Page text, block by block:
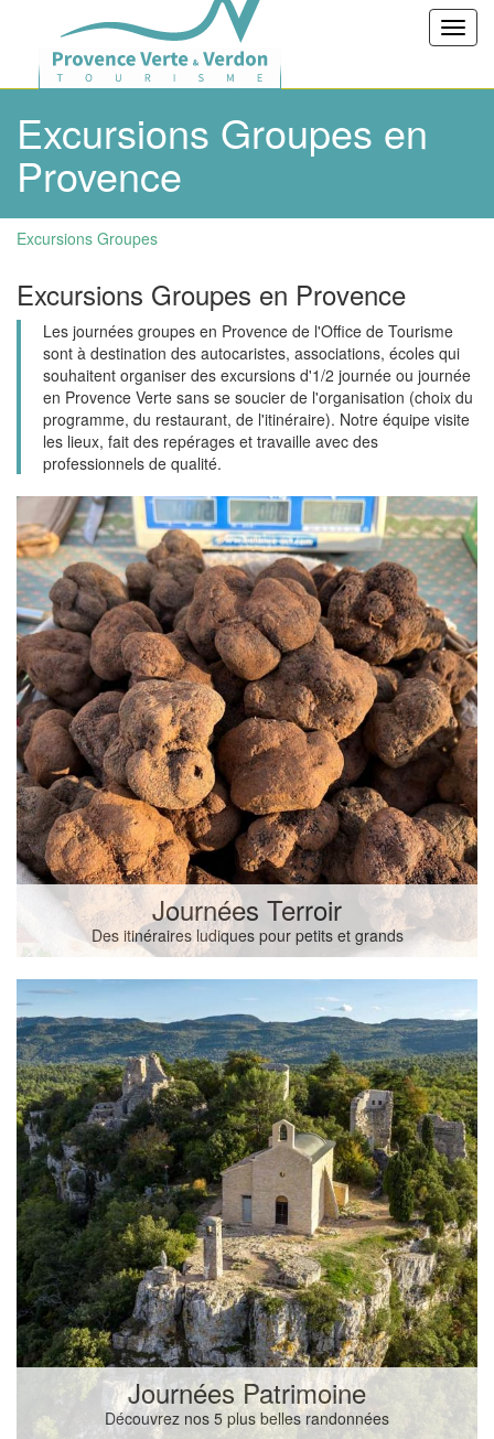
Excursions Groupes en
Provence
Excursions Groupes
Excursions Groupes en Provence
Les journées groupes en Provence de l'Office de Tourisme
sont à destination des autocaristes, associations, écoles qui
souhaitent organiser des excursions d'1/2 journée ou journée
en Provence Verte sans se soucier de l'organisation (choix du
programme, du restaurant, de l'itinéraire). Notre équipe visite
les lieux, fait des repérages et travaille avec des
professionnels de qualité.
Journées Terroir
Des itinéraires ludiques pour petits et grands
Journées Patrimoine
Découvrez nos 5 plus belles randonnées